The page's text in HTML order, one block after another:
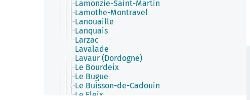
Lamonzie-Saint-Martin
Lamothe-Montravel
Lanouaille
Lanquais
Larzac
Lavalade
Lavaur (Dordogne)
Le Bourdeix
Le Bugue
Le Buisson-de-Cadouin
Le Fleix